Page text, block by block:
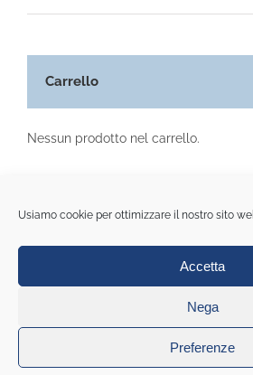
Usiamo cookie per ottimizzare il nostro sito
Accetta
Nega
Preferenze
Carrello
Nessun prodotto nel carrello.
© Copyright 2020 All Rights Reserved |
Monica Rinaldi | Piazza portello 8r -
Privacy policy
generali di contratto|Web